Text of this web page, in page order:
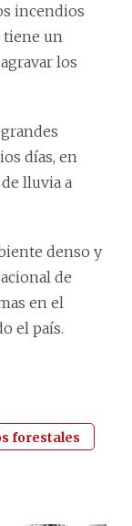
incendios
tiene un
los
días, en
lluvia a
denso y
de
en el
el país.
forestales